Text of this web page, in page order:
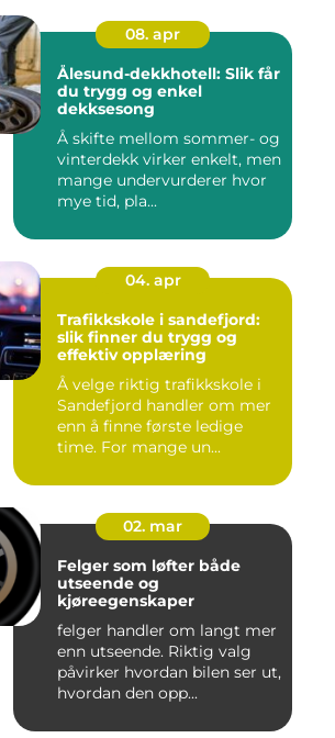
08. apr
Ålesund-dekkhotell: Slik får
du trygg og enkel
dekksesong
Å skifte mellom sommer- og
vinterdekk virker enkelt, men
mange undervurderer hvor
mye tid, pla...
04. apr
Trafikkskole i sandefjord:
slik finner du trygg og
effektiv opplæring
Å velge riktig trafikkskole i
Sandefjord handler om mer
enn å finne første ledige
time. For mange un...
02. mar
Felger som løfter både
utseende og
kjøreegenskaper
felger handler om langt mer
enn utseende. Riktig valg
påvirker hvordan bilen ser ut,
hvordan den opp...